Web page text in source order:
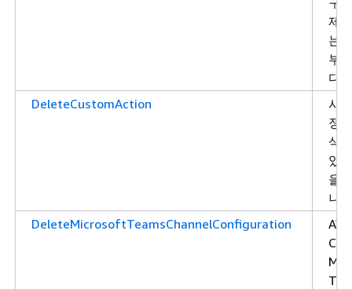
제
는
부
다.
DeleteCustomAction
사
정
삭
있
을
니
DeleteMicrosoftTeamsChannelConfiguration